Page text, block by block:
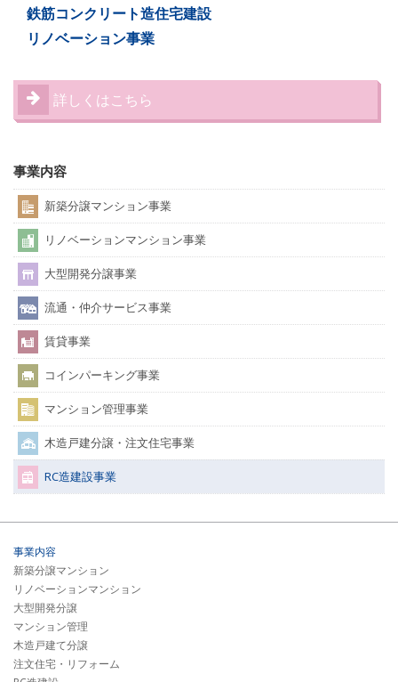
鉄筋コンクリート造住宅建設
リノベーション事業
詳しくはこちら
事業内容
新築分譲マンション事業
リノベーションマンション事業
大型開発分譲事業
流通・仲介サービス事業
賃貸事業
コインパーキング事業
マンション管理事業
木造戸建分譲・注文住宅事業
RC造建設事業
事業内容
新築分譲マンション
リノベーションマンション
大型開発分譲
マンション管理
木造戸建て分譲
注文住宅・リフォーム